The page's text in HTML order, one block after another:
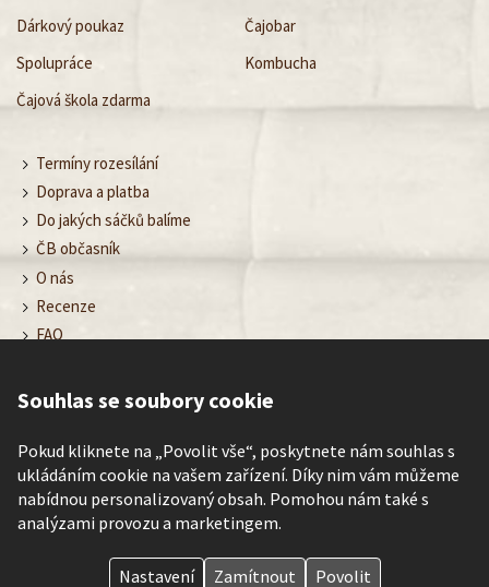
Dárkový poukaz
Čajobar
Spolupráce
Kombucha
Čajová škola zdarma
Termíny rozesílání
Doprava a platba
Do jakých sáčků balíme
ČB občasník
O nás
Recenze
FAQ
Ochrana osobních údajů
Kontakt
Čajové bedýnky– poznávej rozmanitost chutí čaje každé roční
Souhlas se soubory cookie
Pokud kliknete na „Povolit vše“, poskytnete nám souhlas s
ukládáním cookie na vašem zařízení. Díky nim vám můžeme
nabídnou personalizovaný obsah. Pomohou nám také s
analýzami provozu a marketingem.
Nastavení Zamítnout Povolit